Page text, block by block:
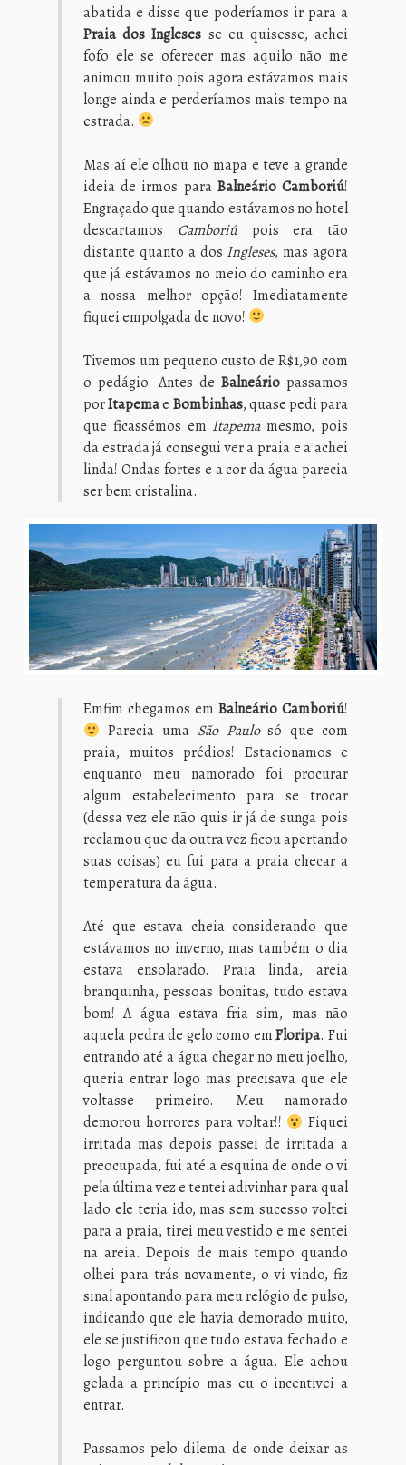
abatida e disse que poderíamos ir para a
Praia dos Ingleses se eu quisesse, achei
fofo ele se oferecer mas aquilo não me
animou muito pois agora estávamos mais
longe ainda e perderíamos mais tempo na
estrada.
Mas aí ele olhou no mapa e teve a grande
ideia de irmos para Balneário Camboriú!
Engraçado que quando estávamos no hotel
descartamos Camboriúpois era tão
distante quanto a dos Ingleses, mas agora
que já estávamos no meio do caminho era
a nossa melhor opção! Imediatamente
fiquei empolgada de novo!
Tivemos um pequeno custo de R$1,90 com
o pedágio. Antes de Balneário passamos
porItapemae Bombinhas, quase pedi para
que ficassémos em Itapemamesmo, pois
da estrada já consegui ver a praia e a achei
linda! Ondas fortes e a cor da água parecia
ser bem cristalina.
Emfim chegamos em Balneário Camboriú!
Parecia uma São Paulosó que com
praia, muitos prédios! Estacionamos e
enquanto meu namorado foi procurar
algum estabelecimento para se trocar
(dessa vez ele não quis ir já de sunga pois
reclamou que da outra vez ficou apertando
suas coisas) eu fui para a praia checar a
temperatura da água.
Até que estava cheia considerando que
estávamos no inverno, mas também o dia
estava ensolarado. Praia linda, areia
branquinha, pessoas bonitas, tudo estava
bom! A água estava fria sim, mas não
aquela pedra de gelo como emFloripa. Fui
entrando até a água chegar no meu joelho,
queria entrar logo mas precisava que ele
voltasse primeiro. Meu namorado
demorou horrores para voltar!!
Fiquei
irritada mas depois passei de irritada a
preocupada, fui até a esquina de onde o vi
pela última vez e tentei adivinhar para qual
lado ele teria ido, mas sem sucesso voltei
para a praia, tirei meu vestido e me sentei
na areia. Depois de mais tempo quando
olhei para trás novamente, o vi vindo, fiz
sinal apontando para meu relógio de pulso,
indicando que ele havia demorado muito,
ele se justificou que tudo estava fechado e
logo perguntou sobre a água. Ele achou
gelada a princípio mas eu o incentivei a
entrar.
Passamos pelo dilema de onde deixar as